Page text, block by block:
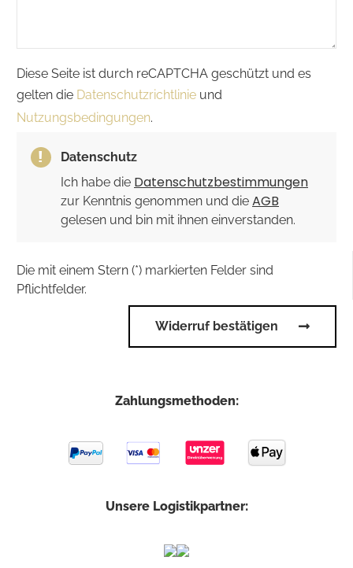
Diese Seite ist durch reCAPTCHA geschützt und es
gelten die Datenschutzrichtlinie und
Nutzungsbedingungen.
Datenschutz
Ich habe die Datenschutzbestimmungen
zur Kenntnis genommen und die AGB
gelesen und bin mit ihnen einverstanden.
Die mit einem Stern (*) markierten Felder sind
Pflichtfelder.
Widerruf bestätigen
Zahlungsmethoden:
Unsere Logistikpartner: